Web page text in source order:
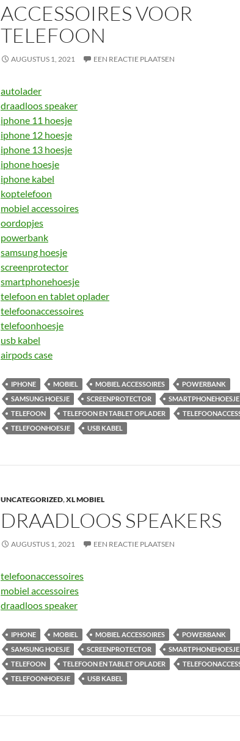
ACCESSOIRES VOOR
TELEFOON
AUGUSTUS 1, 2021 EEN REACTIE PLAATSEN
autolader
draadloos speaker
iphone 11 hoesje
iphone 12 hoesje
iphone 13 hoesje
iphone hoesje
iphone kabel
koptelefoon
mobiel accessoires
oordopjes
powerbank
samsung hoesje
screenprotector
smartphonehoesje
telefoon en tablet oplader
telefoonaccessoires
telefoonhoesje
usb kabel
airpods case
IPHONE MOBIEL MOBIEL ACCESSOIRES
POWERBANK
SAMSUNG HOESJE
SCREENPROTECTOR SMARTPHONEHOESJE
TELEFOON
TELEFOON EN TABLET OPLADER
TELEFOONHOESJE
USB KABEL
UNCATEGORIZED,XL MOBIEL
DRAADLOOS SPEAKERS
AUGUSTUS 1, 2021 EEN REACTIE PLAATSEN
telefoonaccessoires
mobiel accessoires
draadloos speaker
IPHONE MOBIEL MOBIEL ACCESSOIRES
POWERBANK
SAMSUNG HOESJE
SCREENPROTECTOR SMARTPHONEHOESJE
TELEFOON
TELEFOON EN TABLET OPLADER
TELEFOONHOESJE
USB KABEL